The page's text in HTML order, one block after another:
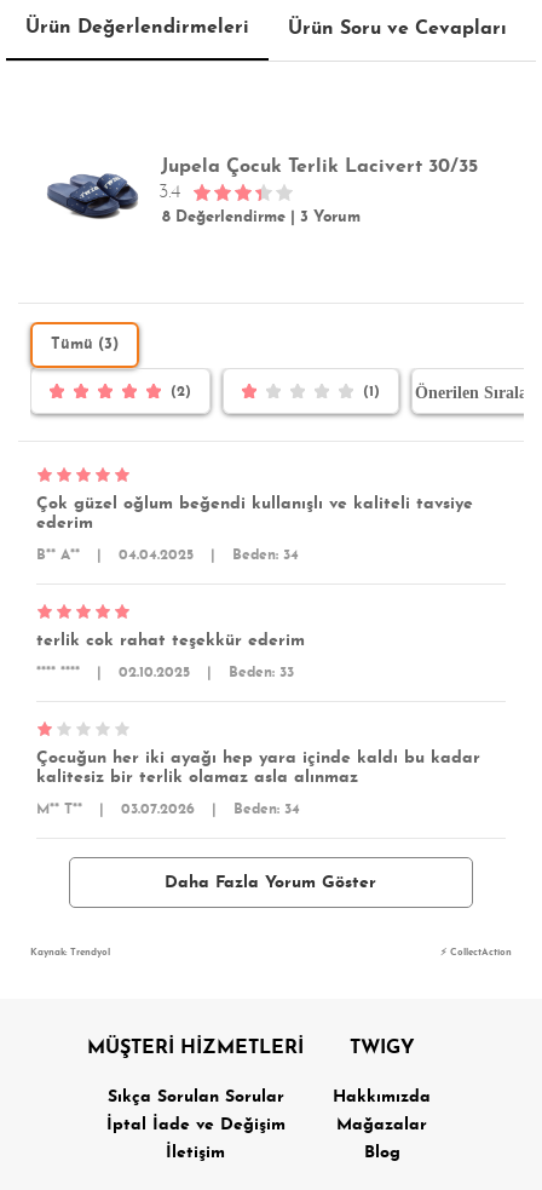
Ürün Değerlendirmeleri Ürün Soru ve Cevapları
Jupela Çocuk Terlik Lacivert 30/35
3.4
8 Değerlendirme |3 Yorum
Tümü (3)
(2) (1)
Çok güzel oğlum beğendi kullanışlı ve kaliteli tavsiye
ederim
B** A** 04.04.2025 Beden: 34
terlik cok rahat teşekkür ederim
**** **** 02.10.2025 Beden: 33
Çocuğun her iki ayağı hep yara içinde kaldı bu kadar
kalitesiz bir terlik olamaz asla alınmaz
M** T** 03.07.2026 Beden: 34
Daha Fazla Yorum Göster
Kaynak: Trendyol ⚡ CollectAction
MÜŞTERİ HİZMETLERİ
Sıkça Sorulan Sorular
İptal İade ve Değişim
İletişim
TWIGY
Hakkımızda
Mağazalar
Blog